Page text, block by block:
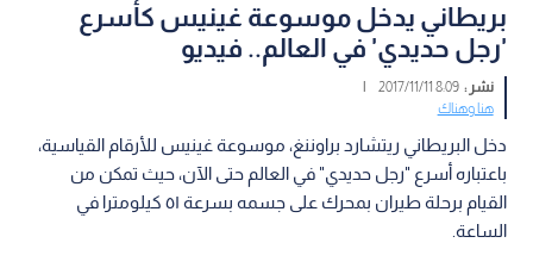
بريطاني يدخل موسوعة غينيس كأسرع
'رجل حديدي' في العالم.. فيديو
نشر :8:09 2017/11/11
|
هنا وهناك
دخل البريطاني ريتشارد براوننغ، موسوعة غينيس للأرقام القياسية،
باعتباره أسرع "رجل حديدي" في العالم حتى الآن، حيث تمكن من
القيام برحلة طيران بمحرك على جسمه بسرعة ٥١ كيلومترا في
الساعة.